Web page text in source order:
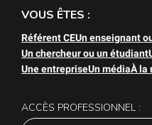
VOUS ÊTES :
Référent CEUn enseignant
Un chercheur ou un étudiant
Une entrepriseUn médiaÀ la
ACCÈS PROFESSIONNEL :